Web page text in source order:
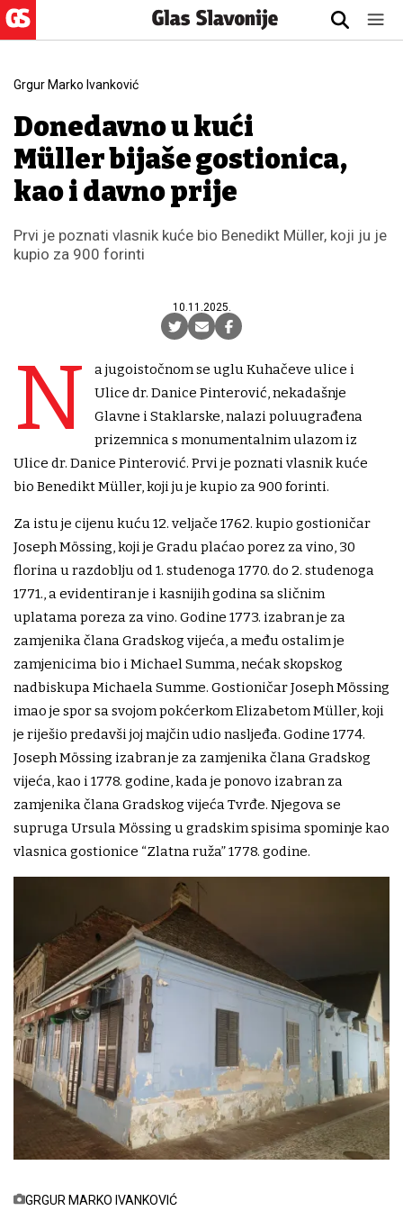
Grgur Marko Ivanković
Donedavno u kući
Müller bijaše gostionica,
kao i davno prije
Prvi je poznati vlasnik kuće bio Benedikt Müller, koji ju je
kupio za 900 forinti
10.11.2025.
N
a jugoistočnom se uglu Kuhačeve ulice i
Ulice dr. Danice Pinterović, nekadašnje
Glavne i Staklarske, nalazi poluugrađena
prizemnica s monumentalnim ulazom iz
Ulice dr. Danice Pinterović. Prvi je poznati vlasnik kuće
bio Benedikt Müller, koji ju je kupio za 900 forinti.
Za istu je cijenu kuću 12. veljače 1762. kupio gostioničar
Joseph Mössing, koji je Gradu plaćao porez za vino, 30
florina u razdoblju od 1. studenoga 1770. do 2. studenoga
1771., a evidentiran je i kasnijih godina sa sličnim
uplatama poreza za vino. Godine 1773. izabran je za
zamjenika člana Gradskog vijeća, a među ostalim je
zamjenicima bio i Michael Summa, nećak skopskog
nadbiskupa Michaela Summe. Gostioničar Joseph Mössing
imao je spor sa svojom pokćerkom Elizabetom Müller, koji
je riješio predavši joj majčin udio nasljeđa. Godine 1774.
Joseph Mössing izabran je za zamjenika člana Gradskog
vijeća, kao i 1778. godine, kada je ponovo izabran za
zamjenika člana Gradskog vijeća Tvrđe. Njegova se
supruga Ursula Mössing u gradskim spisima spominje kao
vlasnica gostionice “Zlatna ruža” 1778. godine.
GRGUR MARKO IVANKOVIĆ